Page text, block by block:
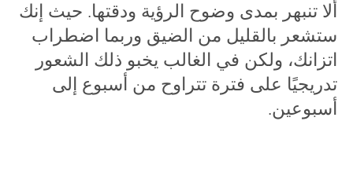
ألا تنبهر بمدى وضوح الرؤية ودقتها. حيث إنك
ستشعر بالقليل من الضيق وربما اضطراب
اتزانك، ولكن في الغالب يخبو ذلك الشعور
تدريجيًا على فترة تتراوح من أسبوع إلى
أسبوعين.